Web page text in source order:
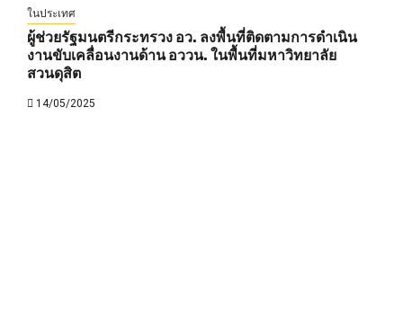
ในประเทศ
ผู้ช่วยรัฐมนตรีกระทรวง อว. ลงพื้นที่ติดตามการดำเนิน
งานขับเคลื่อนงานด้าน อววน. ในพื้นที่มหาวิทยาลัย
สวนดุสิต
14/05/2025